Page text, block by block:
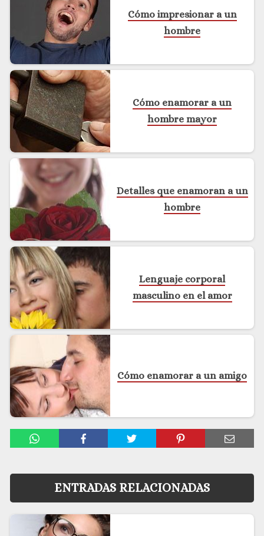
Cómo impresionar a un
hombre
Cómo enamorar a un
hombre mayor
Detalles que enamoran a un
hombre
Lenguaje corporal
masculino en el amor
Cómo enamorar a un amigo
ENTRADAS RELACIONADAS